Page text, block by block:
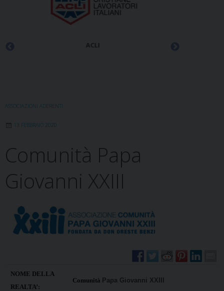
ACLI
ASSOCIAZIONI ADERENTI
13 FEBBRAIO 2020
Comunità Papa
Giovanni XXIII
NOME DELLA
REALTA’:
Comunità Papa Giovanni XXIII